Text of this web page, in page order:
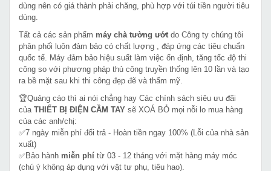
dùng nên có giá thành phải chăng, phù hợp với túi tiền người tiêu
dùng.
Tất cả các sản phẩm máy chà tường ướt do Công ty chúng tôi
phân phối luôn đảm bảo có chất lượng , đáp ứng các tiêu chuẩn
quốc tế. Máy đảm bảo hiệu suất làm việc ổn định, tăng tốc độ thi
công so với phương pháp thủ công truyền thống lên 10 lần và tạo
ra bề mặt sau khi thi công đẹp đẽ và thẩm mỹ.
🏆Quảng cáo thì ai nói chẳng hay Các chính sách siêu ưu đãi
của THIẾT BỊ ĐIỆN CẦM TAY sẽ XOÁ BỎ mọi nỗi lo mua hàng
của các anh/chị:
✅7 ngày miễn phí đổi trả - Hoàn tiền ngay 100% (Lỗi của nhà sản
xuất)
✅Bảo hành miễn phí từ 03 - 12 tháng với mặt hàng máy móc
(chú ý không áp dụng với vật tư phụ, tiêu hao).